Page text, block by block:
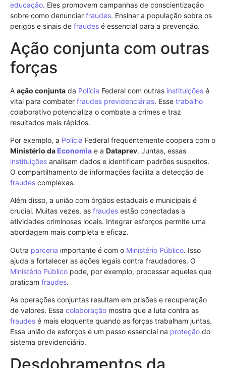
educação. Eles promovem campanhas de conscientização
sobre como denunciar fraudes. Ensinar a população sobre os
perigos e sinais de fraudes é essencial para a prevenção.
Ação conjunta com outras
forças
A ação conjunta da Polícia Federal com outras instituições é
vital para combater fraudes previdenciárias. Esse trabalho
colaborativo potencializa o combate a crimes e traz
resultados mais rápidos.
Por exemplo, a Polícia Federal frequentemente coopera com o
Ministério da Economia e a Dataprev. Juntas, essas
instituições analisam dados e identificam padrões suspeitos.
O compartilhamento de informações facilita a detecção de
fraudes complexas.
Além disso, a união com órgãos estaduais e municipais é
crucial. Muitas vezes, as fraudes estão conectadas a
atividades criminosas locais. Integrar esforços permite uma
abordagem mais completa e eficaz.
Outra parceria importante é com o Ministério Público. Isso
ajuda a fortalecer as ações legais contra fraudadores. O
Ministério Público pode, por exemplo, processar aqueles que
praticam fraudes.
As operações conjuntas resultam em prisões e recuperação
de valores. Essa colaboração mostra que a luta contra as
fraudes é mais eloquente quando as forças trabalham juntas.
Essa união de esforços é um passo essencial na proteção do
sistema previdenciário.
Desdobramentos da